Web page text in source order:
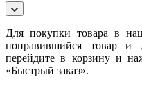
Для покупки товара в
понравившийся товар и
перейдите в корзину и
«Быстрый заказ».